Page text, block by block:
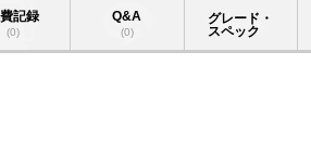
記録
(0)
Q&A
(0)
グレード・
スペック